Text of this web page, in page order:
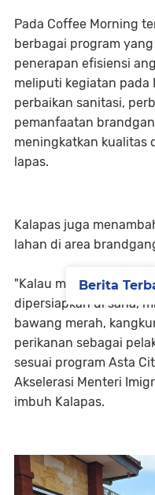
Pada Coffee Morning
berbagai program
penerapan efisiensi
meliputi kegiatan pada
perbaikan sanitasi,
pemanfaatan
meningkatkan kualitas
lapas.
Kalapas juga
lahan di area
"Kalau memang ada
dipersiapkan di sana,
bawang merah,
perikanan sebagai
sesuai program Asta
Akselerasi Menteri
imbuh Kalapas.
Berita